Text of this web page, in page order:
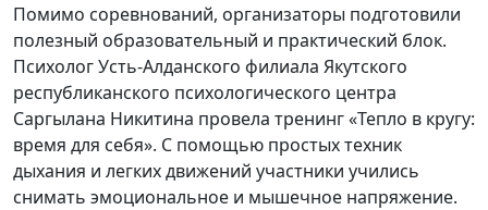
Помимо соревнований, организаторы подготовили
полезный образовательный и практический блок.
Психолог Усть-Алданского филиала Якутского
республиканского психологического центра
Саргылана Никитина провела тренинг «Тепло в кругу:
время для себя». С помощью простых техник
дыхания и легких движений участники учились
снимать эмоциональное и мышечное напряжение.